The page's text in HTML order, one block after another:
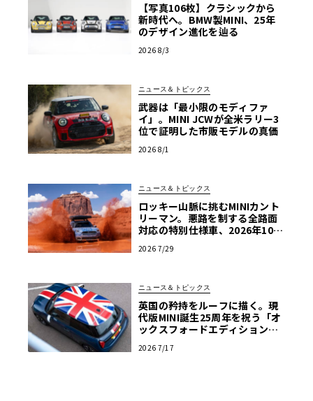
【写真106枚】クラシックから
新時代へ。BMW製MINI、25年
のデザイン進化を辿る
2026 8/3
ニュース＆トピックス
武器は「最小限のモディファ
イ」。MINI JCWが全米ラリー3
位で証明した市販モデルの真価
2026 8/1
ニュース＆トピックス
ロッキー山脈に挑むMINIカント
リーマン。悪路を制する全路面
対応の特別仕様車、2026年10月
2026 7/29
ニュース＆トピックス
英国の矜持をルーフに描く。現
代版MINI誕生25周年を祝う「オ
ックスフォードエディション」
2026 7/17